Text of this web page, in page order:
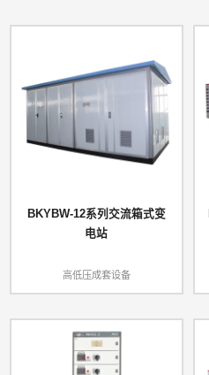
BKYBW-12系列交流箱式变
电站
高低压成套设备